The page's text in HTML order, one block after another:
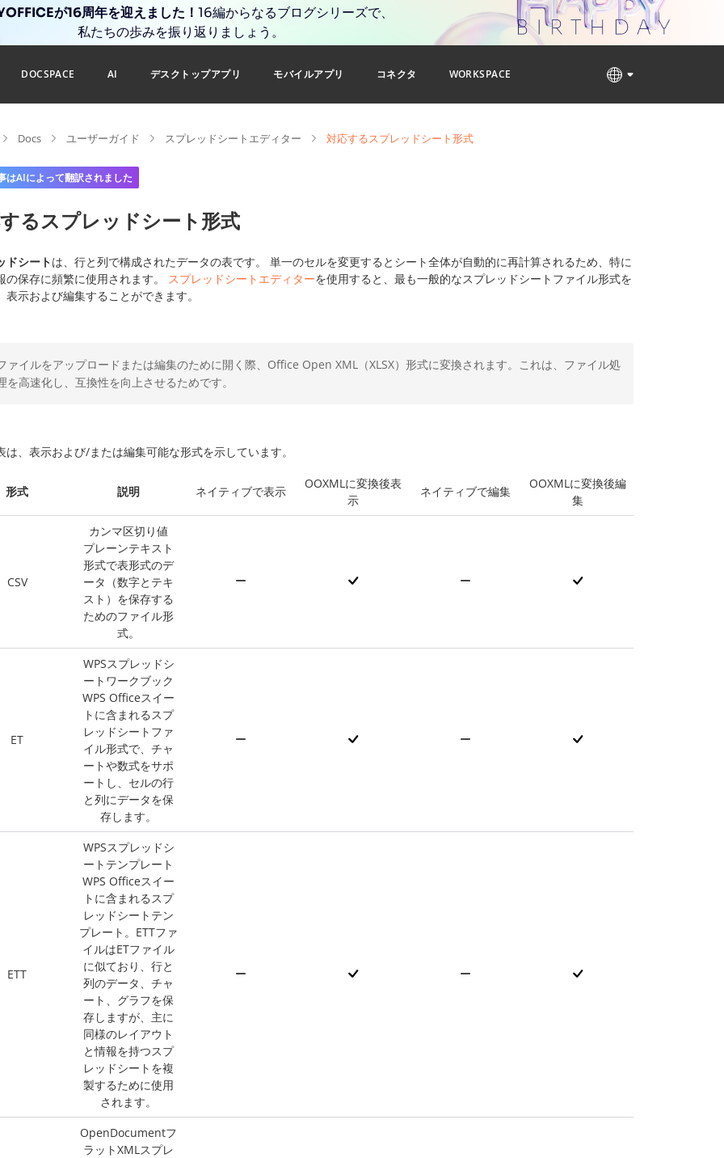
が16周年を迎えました！ 16編からなるブログシリーズで、
私たちの歩みを振り返りましょう。
DOCSPACE AI デスクトップアプリ モバイルアプリ コネクタ WORKSPACE
Docs ユーザーガイド スプレッドシートエディター 対応するスプレッドシート形式
はAIによって翻訳されました
るスプレッドシート形式
ドシートは、行と列で構成されたデータの表です。 単一のセルを変更するとシート全体が自動的に再計算されるため、特に
の保存に頻繁に使用されます。 スプレッドシートエディターを使用すると、最も一般的なスプレッドシートファイル形式を
表示および編集することができます。
ァイルをアップロードまたは編集のために開く際、Office Open XML（XLSX）形式に変換されます。これは、ファイル処
を高速化し、互換性を向上させるためです。
は、表示および/または編集可能な形式を示しています。
形式 説明 ネイティブで表示
OOXMLに変換後表
示
ネイティブで編集
OOXMLに変換後編
集
CSV
カンマ区切り値
プレーンテキスト
形式で表形式のデ
ータ（数字とテキ
スト）を保存する
ためのファイル形
式。
ET
WPSスプレッドシ
ートワークブック
WPS Officeスイー
トに含まれるスプ
レッドシートファ
イル形式で、チャ
ートや数式をサポ
ートし、セルの行
と列にデータを保
存します。
ETT
WPSスプレッドシ
ートテンプレート
WPS Officeスイー
トに含まれるスプ
レッドシートテン
プレート。ETTファ
イルはETファイル
に似ており、行と
列のデータ、チャ
ート、グラフを保
存しますが、主に
同様のレイアウト
と情報を持つスプ
レッドシートを複
製するために使用
されます。
OpenDocumentフ
ラットXMLスプレ